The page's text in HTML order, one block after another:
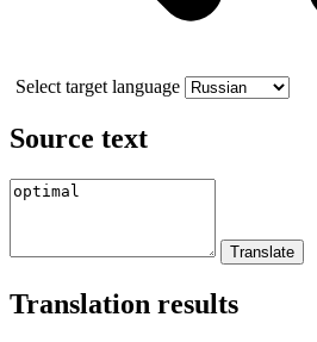
Select target language
Source text
Translation results